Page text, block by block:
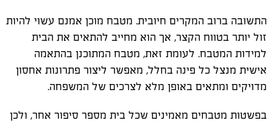
התשובה ברוב המקרים חיובית. מטבח מוכן אמנם עשוי להיות
זול יותר בטווח הקצר, אך הוא מחייב להתאים את הבית
למידות המטבח. לעומת זאת, מטבח המתוכנן בהתאמה
אישית מנצל כל פינה בחלל, מאפשר ליצור פתרונות אחסון
מדויקים ומתאים באופן מלא לצרכים של המשפחה.
בפשטות מטבחים מאמינים שכל בית מספר סיפור אחר, ולכן